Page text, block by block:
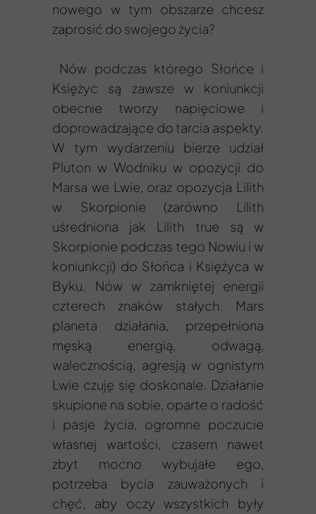
nowego w tym obszarze chcesz
zaprosić do swojego życia?
Nów podczas którego Słońce i
Księżyc są zawsze w koniunkcji
obecnie tworzy napięciowe i
doprowadzające do tarcia aspekty.
W tym wydarzeniu bierze udział
Pluton w Wodniku w opozycji do
Marsa we Lwie, oraz opozycja Lilith
w Skorpionie (zarówno Lilith
uśredniona jak Lilith true są w
Skorpionie podczas tego Nowiu i w
koniunkcji) do Słońca i Księżyca w
Byku. Nów w zamkniętej energii
czterech znaków stałych. Mars
planeta działania, przepełniona
męską energią, odwagą,
walecznością, agresją w ognistym
Lwie czuję się doskonale. Działanie
skupione na sobie, oparte o radość
i pasje życia, ogromne poczucie
własnej wartości, czasem nawet
zbyt mocno wybujałe ego,
potrzeba bycia zauważonych i
chęć, aby oczy wszystkich były